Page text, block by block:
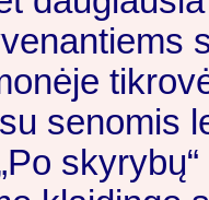
senomis